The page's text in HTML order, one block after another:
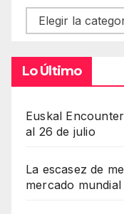
Contenidos
Lo Último
Euskal
al 26 de julio
La escasez de
mercado mundial